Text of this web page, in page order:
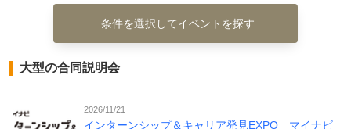
条件を選択してイベントを探す
大型の合同説明会
2026/11/21
インターンシップ＆キャリア発見EXPO マイナビ